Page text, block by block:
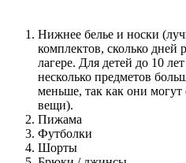
Нижнее белье и носки
комплектов, сколько дней
лагере. Для детей до 10
несколько предметов
меньше, так как они могут
вещи).
Пижама
Футболки
Шорты